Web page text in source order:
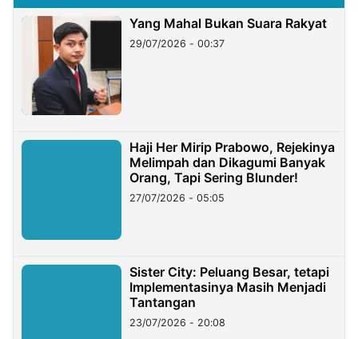
Yang Mahal Bukan Suara Rakyat
29/07/2026 - 00:37
Haji Her Mirip Prabowo, Rejekinya
Melimpah dan Dikagumi Banyak
Orang, Tapi Sering Blunder!
27/07/2026 - 05:05
Sister City: Peluang Besar, tetapi
Implementasinya Masih Menjadi
Tantangan
23/07/2026 - 20:08